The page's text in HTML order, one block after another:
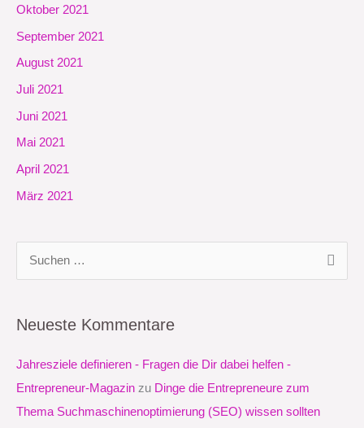
Oktober 2021
September 2021
August 2021
Juli 2021
Juni 2021
Mai 2021
April 2021
März 2021
h
e
n
n
Neueste Kommentare
Jahresziele definieren - Fragen die Dir dabei helfen -
Entrepreneur-Magazin zu Dinge die Entrepreneure zum
Thema Suchmaschinenoptimierung (SEO) wissen sollten